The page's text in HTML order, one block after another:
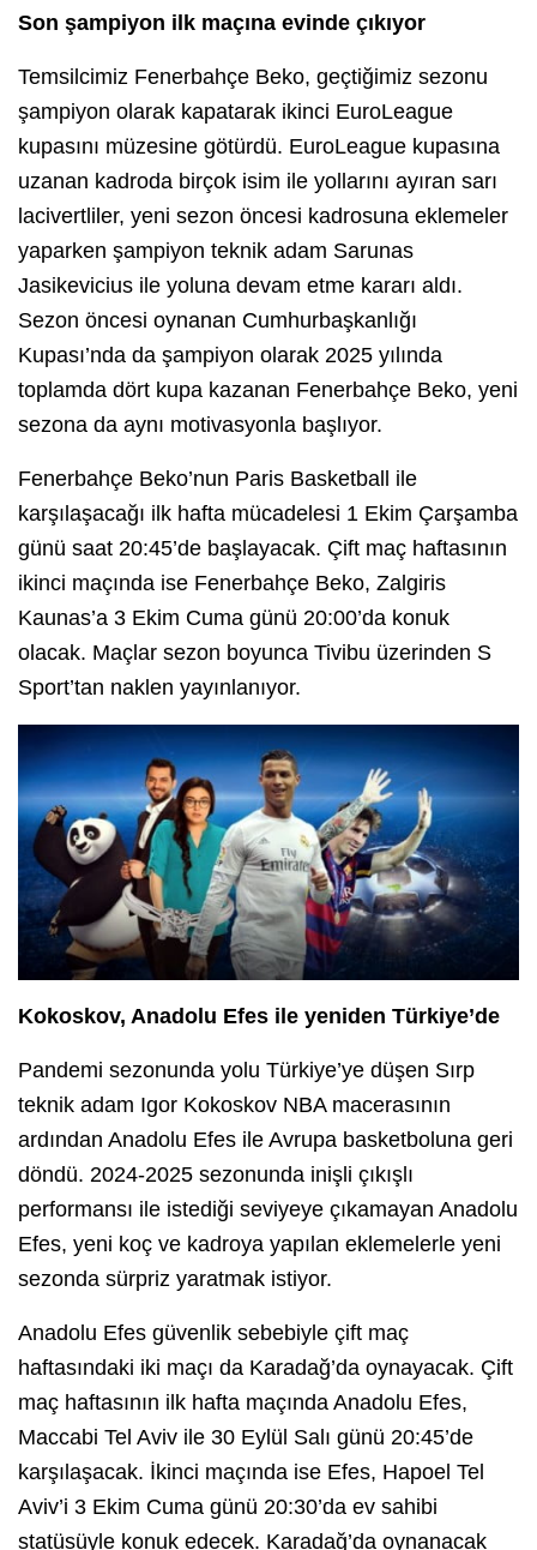
Son şampiyon ilk maçına evinde çıkıyor
Temsilcimiz Fenerbahçe Beko, geçtiğimiz sezonu
şampiyon olarak kapatarak ikinci EuroLeague
kupasını müzesine götürdü. EuroLeague kupasına
uzanan kadroda birçok isim ile yollarını ayıran sarı
lacivertliler, yeni sezon öncesi kadrosuna eklemeler
yaparken şampiyon teknik adam Sarunas
Jasikevicius ile yoluna devam etme kararı aldı.
Sezon öncesi oynanan Cumhurbaşkanlığı
Kupası’nda da şampiyon olarak 2025 yılında
toplamda dört kupa kazanan Fenerbahçe Beko, yeni
sezona da aynı motivasyonla başlıyor.
Fenerbahçe Beko’nun Paris Basketball ile
karşılaşacağı ilk hafta mücadelesi 1 Ekim Çarşamba
günü saat 20:45’de başlayacak. Çift maç haftasının
ikinci maçında ise Fenerbahçe Beko, Zalgiris
Kaunas’a 3 Ekim Cuma günü 20:00’da konuk
olacak. Maçlar sezon boyunca Tivibu üzerinden S
Sport’tan naklen yayınlanıyor.
Kokoskov, Anadolu Efes ile yeniden Türkiye’de
Pandemi sezonunda yolu Türkiye’ye düşen Sırp
teknik adam Igor Kokoskov NBA macerasının
ardından Anadolu Efes ile Avrupa basketboluna geri
döndü. 2024-2025 sezonunda inişli çıkışlı
performansı ile istediği seviyeye çıkamayan Anadolu
Efes, yeni koç ve kadroya yapılan eklemelerle yeni
sezonda sürpriz yaratmak istiyor.
Anadolu Efes güvenlik sebebiyle çift maç
haftasındaki iki maçı da Karadağ’da oynayacak. Çift
maç haftasının ilk hafta maçında Anadolu Efes,
Maccabi Tel Aviv ile 30 Eylül Salı günü 20:45’de
karşılaşacak. İkinci maçında ise Efes, Hapoel Tel
Aviv’i 3 Ekim Cuma günü 20:30’da ev sahibi
statüsüyle konuk edecek. Karadağ’da oynanacak